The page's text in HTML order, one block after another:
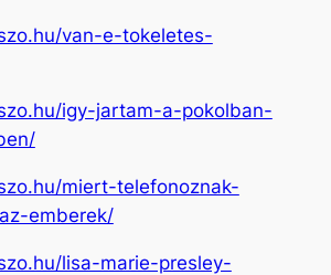
van-e-tokeletes-
igy-jartam-a-pokolban-
miert-telefonoznak-
emberek/
lisa-marie-presley-